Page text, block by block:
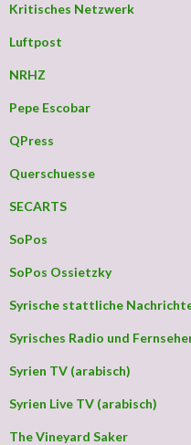
Kritisches Netzwerk
Luftpost
NRHZ
Pepe Escobar
QPress
Querschuesse
SECARTS
SoPos
SoPos Ossietzky
Syrische stattliche
Syrisches Radio und
Syrien TV (arabisch)
Syrien Live TV (arabisch)
The Vineyard Saker